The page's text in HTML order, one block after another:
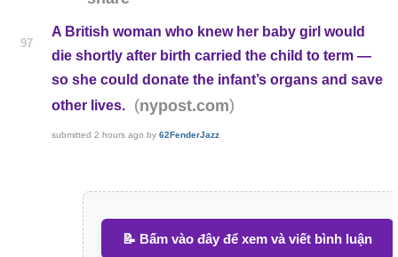
97
A British woman who knew her baby girl would
die shortly after birth carried the child to term —
so she could donate the infant’s organs and save
other lives.
(nypost.com)
submitted2 hours ago by62FenderJazz
📝 Bấm vào đây để xem và viết bình luận